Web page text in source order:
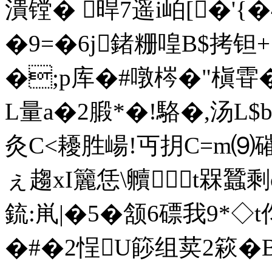
潰镗� 晘7遥i岶
�9=�6j鍺粣喤B$拷钽
�;p库�#噋梣�"槇
L量a�2腶*�!駱�,汤
灸C<耰胜崵!丏抈C=m⑼
ぇ趨xI籭恁\贕t槑
鋶:鼡|�5�颔6磦我
�#�2悜U篎组荬2